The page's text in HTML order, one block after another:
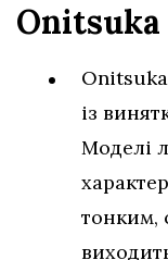
із
Моделі
тонким,